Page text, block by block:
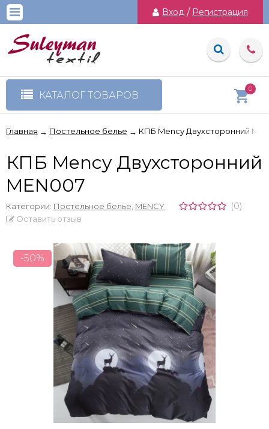
Вход / Регистрация
КАТАЛОГ ТОВАРОВ
0
Главная → Постельное белье → КПБ Mency Двухсторонний
КПБ Mency Двухсторонний
MEN007
Категории: Постельное белье MENCY (0)
Оставить отзыв
-50%